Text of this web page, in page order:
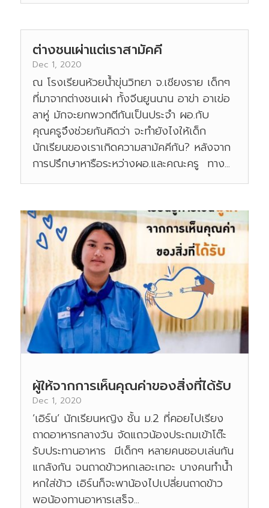
ต่างชนเผ่าแต่เราสามัคคี
Dec 1, 2020
ณ โรงเรียนห้วยน้ำขุ่นวิทยา จ.เชียงราย เด็กๆ
ที่มาจากต่างชนเผ่า ทั้งจีนยูนนาน อาข่า อาเข่อ
ลาหู่ มักจะยกพวกตีกันเป็นประจำ ผอ.กับ
คุณครูจึงช่วยกันคิดว่า จะทำยังไงให้เด็ก
นักเรียนของเราเกิดความสามัคคีกัน? หลังจาก
การปรึกษาหารือระหว่างผอ.และคณะครู ทาง...
ผู้ให้จากการเห็นคุณค่าของสิ่งที่ได้รับ
Dec 1, 2020
‘เอิร์น’ นักเรียนหญิง ชั้น ม.2 ที่คอยไปเรียง
ถาดอาหารกลางวัน จัดแถวน้องประถมเข้าโต๊ะ
รับประทานอาหาร มีเด็กๆ หลายคนชอบเล่นกัน
แกล้งกัน จนถาดข้าวหกเลอะเทอะ บางคนทำน้ำ
หกใส่ข้าว เอิร์นก็จะพาน้องไปเปลี่ยนถาดข้าว
พอน้องทานอาหารเสร็จ...